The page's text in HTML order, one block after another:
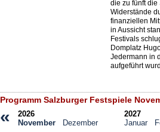
die zu fünft
Widerstände
finanziellen
in Aussicht
Festivals
Domplatz
Jedermann in
aufgeführt
Programm Salzburger Festspiele
«
2026
November
Dezember
2027
Januar